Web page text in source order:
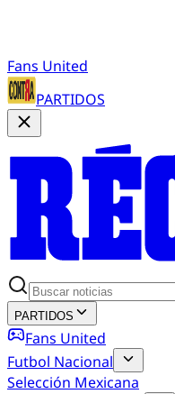
Fans United
PARTIDOS
PARTIDOS
Fans United
Futbol Nacional
Selección Mexicana